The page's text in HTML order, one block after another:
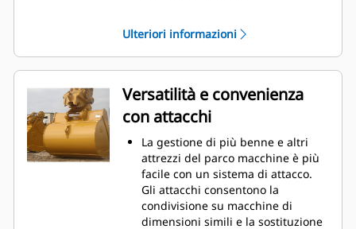
tempo. La forma e i fianchi della
benna mantengono la maggior
parte del materiale nella benna
durante il carico.
resistenza all'abrasione,
specialmente per i componenti
con usura eccessiva
Proteggete aree della benna più
importanti e sottoposte a usura
elevata con le parti di usura (GET,
Ground Engaging Tools) Cat
Aumentate la produzione in
applicazioni impegnative,
migliorate la penetrazione dei
materiali e accelerate i cicli con
Cat®Advansys™ GET
Ulteriori informazioni
Versatilità e convenienza
con attacchi
La gestione di più benne e altri
attrezzi del parco macchine è più
facile con un sistema di attacco.
Gli attacchi consentono la
condivisione su macchine di
dimensioni simili e la sostituzione